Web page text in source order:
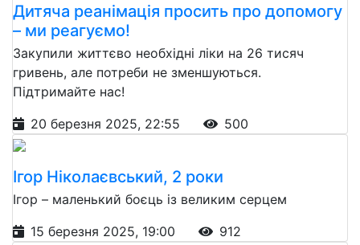
Дитяча реанімація просить про допомогу
– ми реагуємо!
Закупили життєво необхідні ліки на 26 тисяч
гривень, але потреби не зменшуються.
Підтримайте нас!
20 березня 2025, 22:55
500
Ігор Ніколаєвський, 2 роки
Ігор – маленький боєць із великим серцем
15 березня 2025, 19:00
912